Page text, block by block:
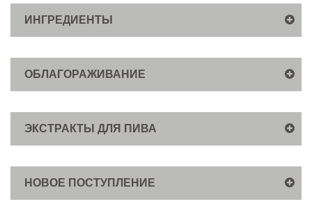
ИНГРЕДИЕНТЫ
ОБЛАГОРАЖИВАНИЕ
ЭКСТРАКТЫ ДЛЯ ПИВА
НОВОЕ ПОСТУПЛЕНИЕ